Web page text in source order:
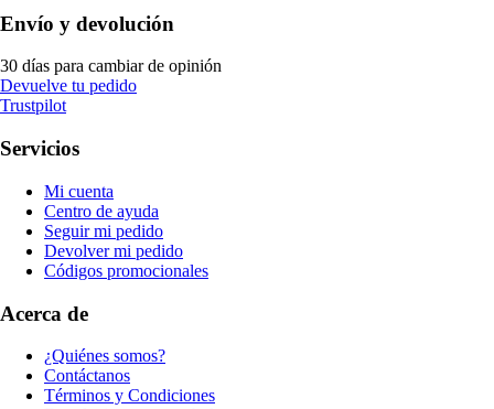
Envío y devolución
30 días para cambiar de opinión
Devuelve tu pedido
Trustpilot
Servicios
Mi cuenta
Centro de ayuda
Seguir mi pedido
Devolver mi pedido
Códigos promocionales
Acerca de
¿Quiénes somos?
Contáctanos
Términos y Condiciones